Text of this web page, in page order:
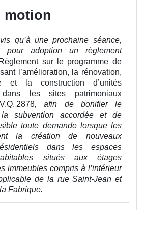
motion
qu’à une prochaine séance,
pour adoption un règlement
sur le programme de
l’amélioration, la rénovation,
et la construction d’unités
dans les sites patrimoniaux
2878, afin de bonifier le
subvention accordée et de
toute demande lorsque les
la création de nouveaux
dans les espaces
situés aux étages
immeubles compris à l’intérieur
de la rue Saint-Jean et
Fabrique.